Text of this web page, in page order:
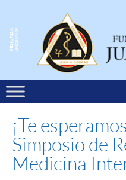
¡Te
Simposio de
Medicina